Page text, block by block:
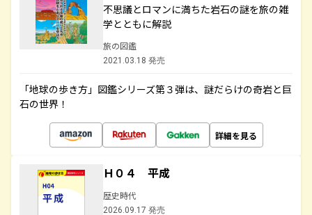
不思議とロマンに満ちた岩石の謎を旅の雑
学とともに解説
旅の図鑑
2021.03.18 発売
「地球の歩き方」図鑑シリーズ第３弾は、謎だらけの奇岩と巨
石の世界！
詳細を見る
Ｈ０４ 平成
歴史時代
2026.09.17 発売